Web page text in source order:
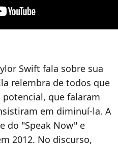
Swift fala sobre sua
relembra de todos que
que falaram
em diminuí-la. A
do "Speak Now" e
2012. No discurso,